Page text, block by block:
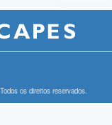
os direitos reservados.